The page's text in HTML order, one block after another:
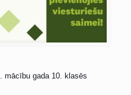
mācību gada 10. klasēs